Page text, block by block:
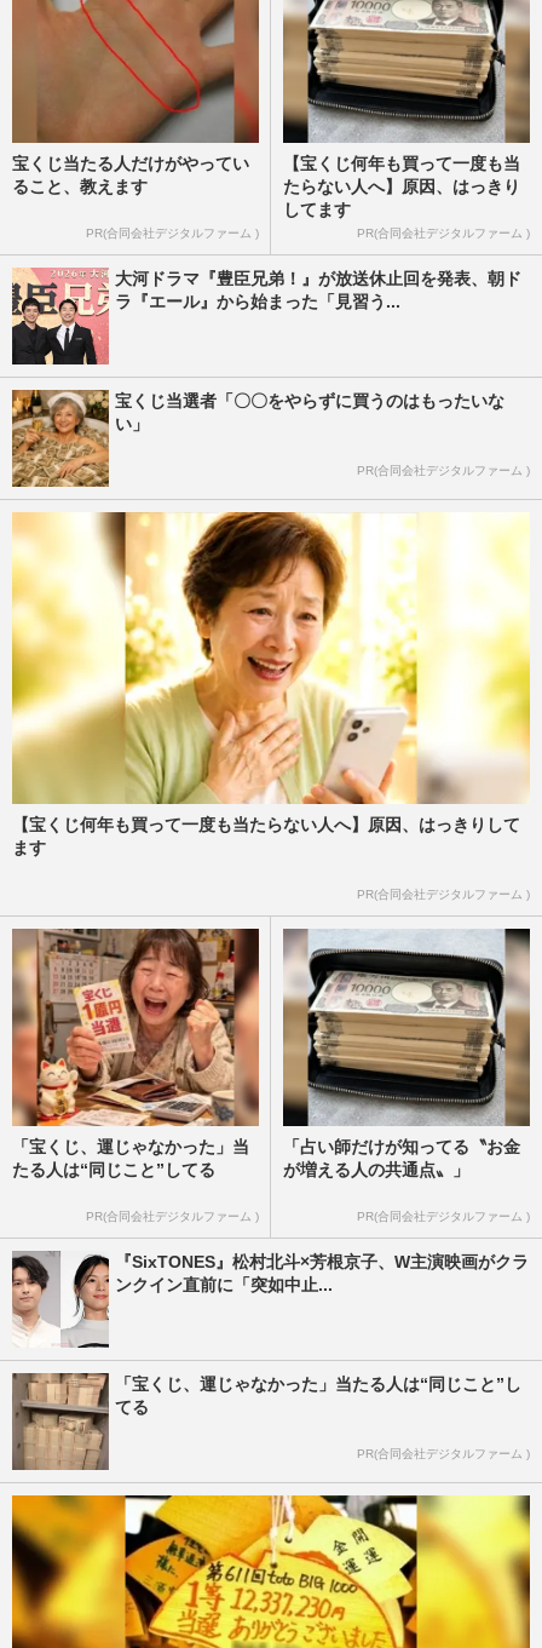
宝くじ当たる人だけがやってい
ること、教えます
PR(合同会社デジタルファーム )
【宝くじ何年も買って一度も当
たらない人へ】原因、はっきり
してます
PR(合同会社デジタルファーム )
大河ドラマ『豊臣兄弟！』が放送休止回を発表、朝ド
ラ『エール』から始まった「見習う...
宝くじ当選者「〇〇をやらずに買うのはもったいな
い」
PR(合同会社デジタルファーム )
【宝くじ何年も買って一度も当たらない人へ】原因、はっきりして
ます
PR(合同会社デジタルファーム )
「宝くじ、運じゃなかった」当
たる人は“同じこと”してる
PR(合同会社デジタルファーム )
「占い師だけが知ってる〝お金
が増える人の共通点〟」
PR(合同会社デジタルファーム )
『SixTONES』松村北斗×芳根京子、W主演映画がクラ
ンクイン直前に「突如中止...
「宝くじ、運じゃなかった」当たる人は“同じこと”し
てる
PR(合同会社デジタルファーム )